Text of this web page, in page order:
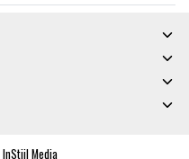
InStijl Media